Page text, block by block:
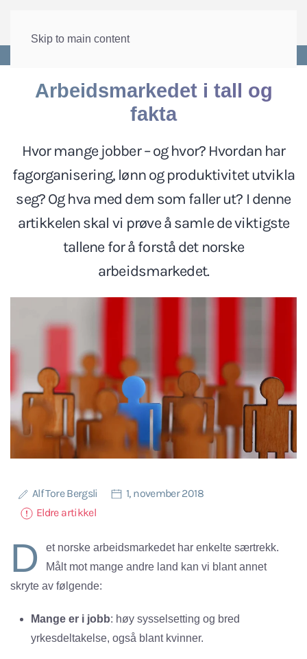
Skip to main content
Arbeidsmarkedet i tall og
fakta
Hvor mange jobber – og hvor? Hvordan har
fagorganisering, lønn og produktivitet utvikla
seg? Og hva med dem som faller ut? I denne
artikkelen skal vi prøve å samle de viktigste
tallene for å forstå det norske
arbeidsmarkedet.
Alf Tore Bergsli
1, november 2018
Eldre artikkel
D
et norske arbeidsmarkedet har enkelte særtrekk.
Målt mot mange andre land kan vi blant annet
skryte av følgende:
Mange er i jobb: høy sysselsetting og bred
yrkesdeltakelse, også blant kvinner.